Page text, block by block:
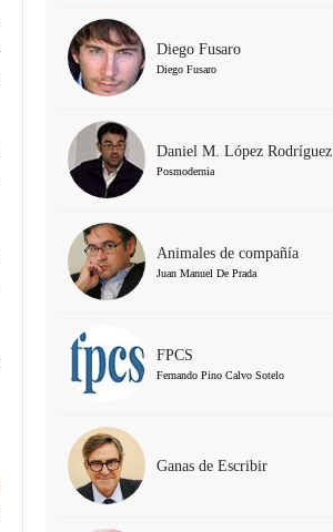
Diego Fusaro
Diego Fusaro
Daniel M. López Rodríguez
Posmodernia
Animales de compañía
Juan Manuel De Prada
FPCS
Fernando Pino Calvo Sotelo
Ganas de Escribir